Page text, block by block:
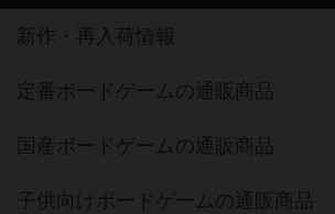
新作・再入荷情報
定番ボードゲームの通販商品
国産ボードゲームの通販商品
子供向けボードゲームの通販商品